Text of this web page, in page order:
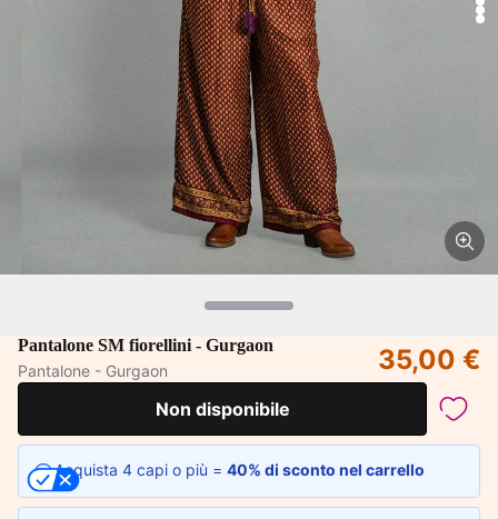
Pantalone SM fiorellini - Gurgaon
Pantalone - Gurgaon
35,00 €
Non disponibile
Acquista 4 capi o più = 40% di sconto nel carrello